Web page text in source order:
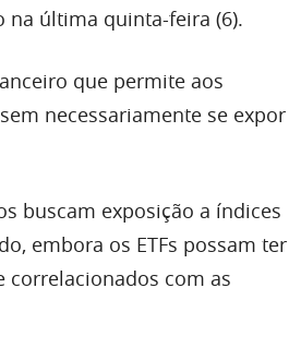
na última quinta-feira (6).
que permite aos
necessariamente se expor
buscam exposição a índices
embora os ETFs possam ter
com as